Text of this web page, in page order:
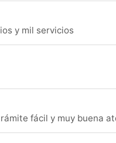
y mil servicios
fácil y muy buena